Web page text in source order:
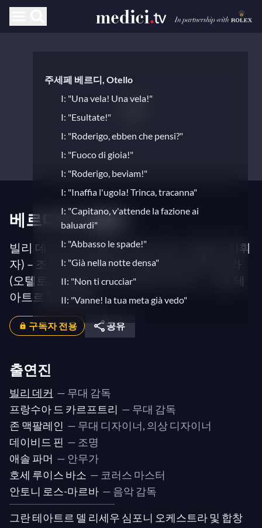
주세페 베르디, Otello
I: "Una vela! Una vela!"
I: "Esultate!"
I: "Roderigo, ebben che pensi?"
I: "Fuoco di gioia!"
I: "Roderigo, beviam!"
I: "Inaffia l'ugola! Trinca, tracanna"
I: "Capitano, v'attende la fazione ai
baluardi"
I: "Abbasso le spade!"
I: "Già nella notte densa"
II: "Non ti crucciar"
II: "Vanne! la tua meta già vedo"
II: "Credo in un Dio crudel"
II: "Ciò m'accora"
disdegno"
II: "Se inconscia, contro te, sposo, ho
peccato"
II: "Desdemona rea!"
II: "Tu?! Indietro! fuggi!"
II: "Ora e per sempre addio"
II: "Pace, signor"
II: "Era la notte, Cassio dormia"
베르디의 오텔로
빌리 데커 (무대 감독), 안토니 로스-마르바 (지휘
자) – 조르지오 주세피니 (로도비코), 호세 쿠라
(오텔로), 비토리오 그리고로 (카시오) – 그란 테
아트르 델 리세우
구독자 전용 공유
출연진
빌리 데커 — 무대 감독
프랑수아 드 카르프트리 — 무대 감독
존 맥팔레인 — 무대 디자이너, 의상 디자이너
데이비드 핀 — 조명
애솔 파머 — 안무가
호세 루이스 바소 — 코러스 마스터
안토니 로스-마르바 — 음악 감독
그란 테아트르 델 리세우 심포니 오케스트라 및 합창